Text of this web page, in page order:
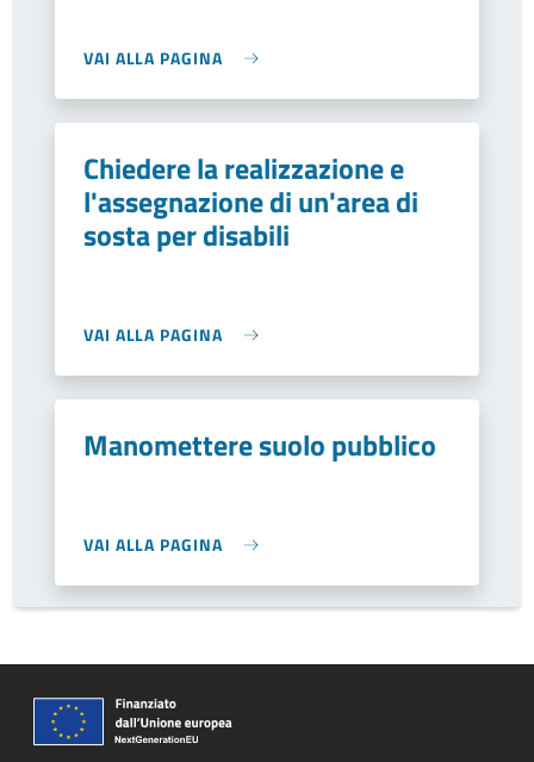
VAI ALLA PAGINA
Chiedere la realizzazione e
l'assegnazione di un'area di
sosta per disabili
VAI ALLA PAGINA
Manomettere suolo pubblico
VAI ALLA PAGINA